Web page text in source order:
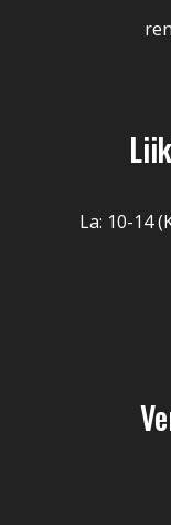
La: 10-14